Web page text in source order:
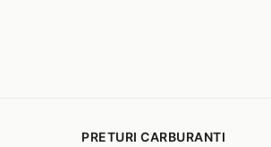
PRETURI CARBURANTI